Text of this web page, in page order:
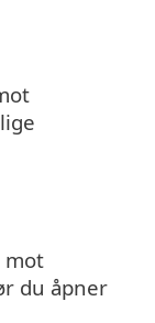
mot
du åpner